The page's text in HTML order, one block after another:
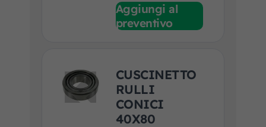
Aggiungi al
preventivo
CUSCINETTO
RULLI
CONICI
40X80